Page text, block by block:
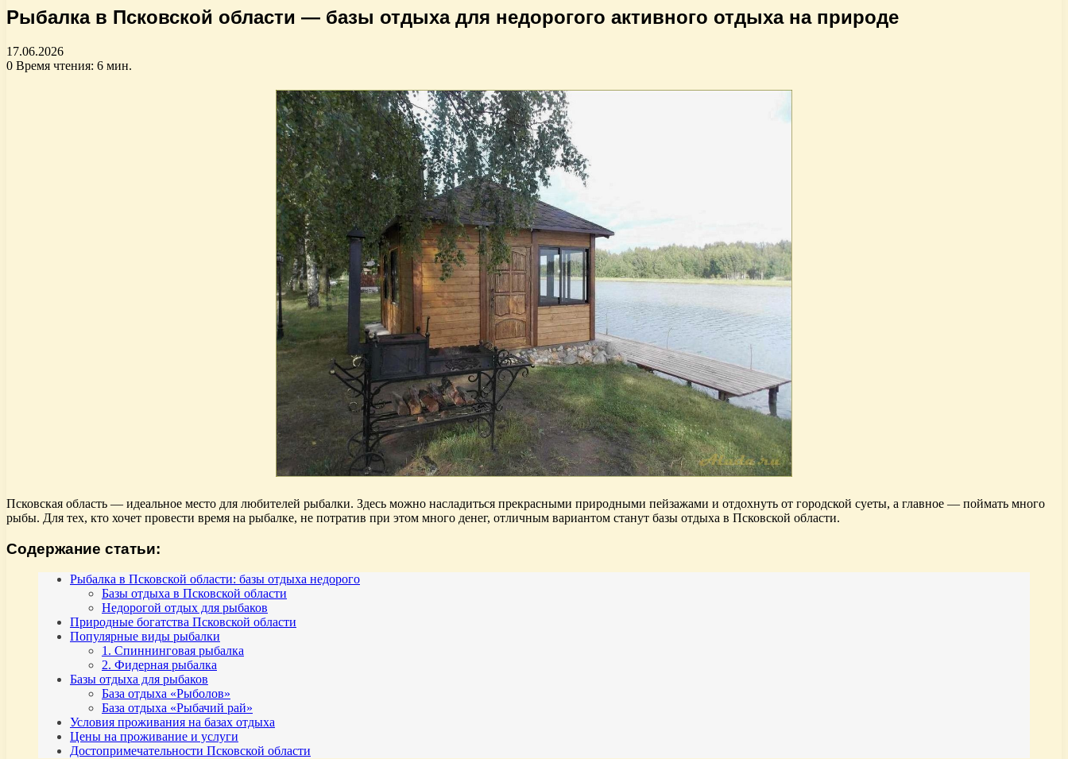
Рыбалка в Псковской области — базы отдыха для недорогого активного отдыха на природе
17.06.2026
0 Время чтения: 6 мин.
Псковская область — идеальное место для любителей рыбалки. Здесь можно насладиться прекрасными природными пейзажами и отдохнуть от городской суеты, а главное — поймать много
рыбы. Для тех, кто хочет провести время на рыбалке, не потратив при этом много денег, отличным вариантом станут базы отдыха в Псковской области.
Содержание статьи:
Рыбалка в Псковской области: базы отдыха недорого
Базы отдыха в Псковской области
Недорогой отдых для рыбаков
Природные богатства Псковской области
Популярные виды рыбалки
1. Спиннинговая рыбалка
2. Фидерная рыбалка
Базы отдыха для рыбаков
База отдыха «Рыболов»
База отдыха «Рыбачий рай»
Условия проживания на базах отдыха
Цены на проживание и услуги
Достопримечательности Псковской области